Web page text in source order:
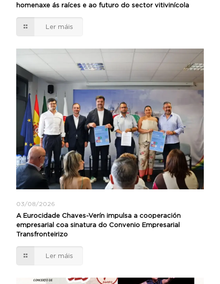
homenaxe ás raíces e ao futuro do sector vitivinícola
Ler máis
03/08/2026
A Eurocidade Chaves-Verín impulsa a cooperación
empresarial coa sinatura do Convenio Empresarial
Transfronteirizo
Ler máis